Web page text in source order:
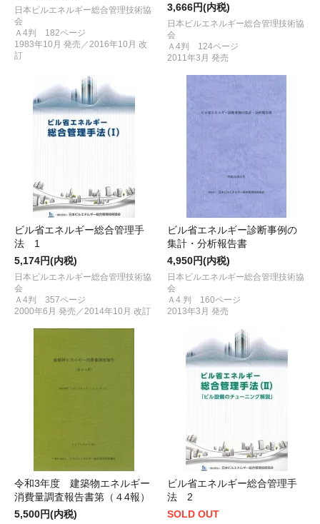
日本ビルエネルギー総合管理技術協
会
Ａ4判 182ページ
1983年10月 発売／2016年10月 改
訂
3,666円(内税)
日本ビルエネルギー総合管理技術協
会
Ａ4判 124ページ
2011年3月 発売
ビル省エネルギー総合管理手
法 1
5,174円(内税)
日本ビルエネルギー総合管理技術協
会
Ａ4判 357ページ
2000年6月 発売／2014年10月 改訂
ビル省エネルギー診断事例の
集計・分析報告書
4,950円(内税)
日本ビルエネルギー総合管理技術協
会
Ａ4 判 160ページ
2013年3月 発売
令和3年度 建築物エネルギー
消費量調査報告書第（４4報）
5,500円(内税)
ビル省エネルギー総合管理手
法 2
SOLD OUT